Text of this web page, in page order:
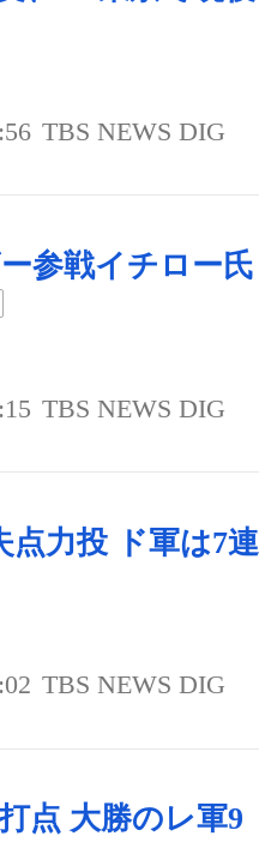
TBS NEWS DIG
参戦イチロー氏
TBS NEWS DIG
点力投 ド軍は7連
TBS NEWS DIG
点 大勝のレ軍9